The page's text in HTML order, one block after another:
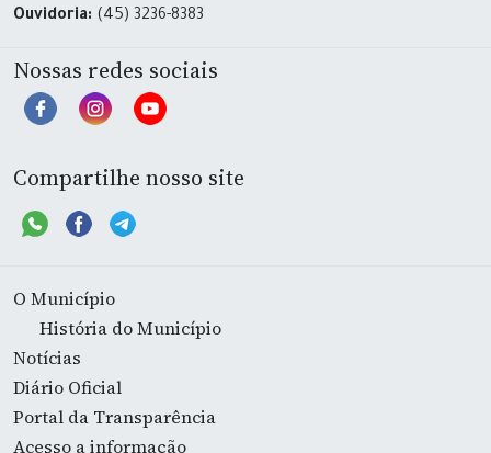
Ouvidoria: (45) 3236-8383
Nossas redes sociais
Compartilhe nosso site
O Município
História do Município
Notícias
Diário Oficial
Portal da Transparência
Acesso a informação